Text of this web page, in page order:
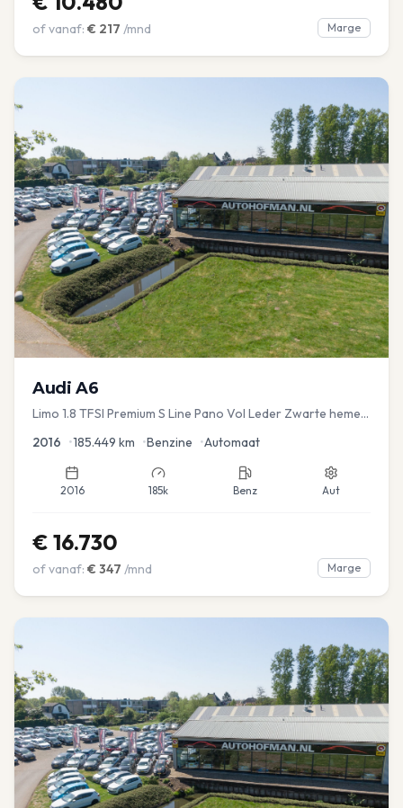
of vanaf: € 217 /mnd Marge
Audi A6
Limo 1.8 TFSI Premium S Line Pano Vol Leder Zwarte hemel
2016 •185.449 km •Benzine •Automaat
2016 185k Benz Aut
€ 16.730
of vanaf: € 347 /mnd Marge